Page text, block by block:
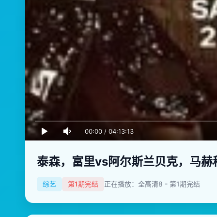
00:00 / 04:13:13
泰森，富里vs阿尔斯兰贝克，马赫
综艺 第1期完结 正在播放：全高清8 - 第1期完结